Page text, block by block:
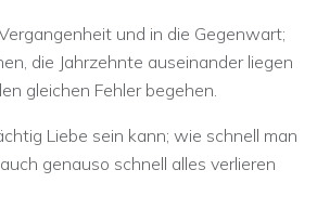
und in die Gegenwart;
die Jahrzehnte auseinander liegen
gleichen Fehler begehen.
Liebe sein kann; wie schnell man
genauso schnell alles verlieren